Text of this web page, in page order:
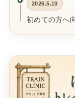
2026.5.10
初めての方へ